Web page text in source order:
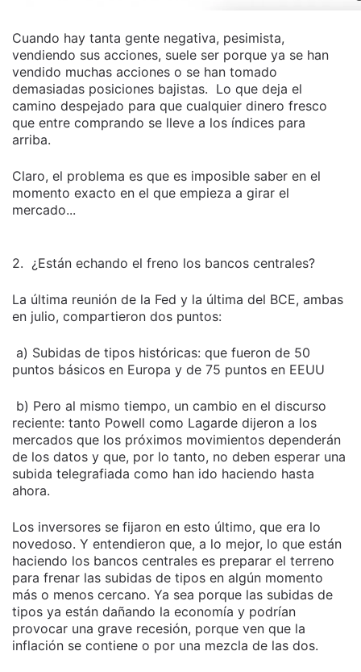
Cuando hay tanta gente negativa, pesimista,
vendiendo sus acciones, suele ser porque ya se han
vendido muchas acciones o se han tomado
demasiadas posiciones bajistas. Lo que deja el
camino despejado para que cualquier dinero fresco
que entre comprando se lleve a los índices para
arriba.
Claro, el problema es que es imposible saber en el
momento exacto en el que empieza a girar el
mercado...
2. ¿Están echando el freno los bancos centrales?
La última reunión de la Fed y la última del BCE, ambas
en julio, compartieron dos puntos:
a) Subidas de tipos históricas: que fueron de 50
puntos básicos en Europa y de 75 puntos en EEUU
b) Pero al mismo tiempo, un cambio en el discurso
reciente: tanto Powell como Lagarde dijeron a los
mercados que los próximos movimientos dependerán
de los datos y que, por lo tanto, no deben esperar una
subida telegrafiada como han ido haciendo hasta
ahora.
Los inversores se fijaron en esto último, que era lo
novedoso. Y entendieron que, a lo mejor, lo que están
haciendo los bancos centrales es preparar el terreno
para frenar las subidas de tipos en algún momento
más o menos cercano. Ya sea porque las subidas de
tipos ya están dañando la economía y podrían
provocar una grave recesión, porque ven que la
inflación se contiene o por una mezcla de las dos.